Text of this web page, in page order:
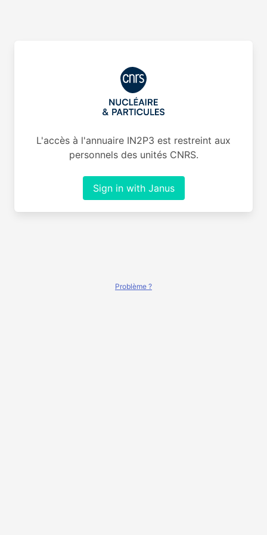
L'accès à l'annuaire IN2P3 est restreint aux
personnels des unités CNRS.
Sign in with Janus
Problème ?